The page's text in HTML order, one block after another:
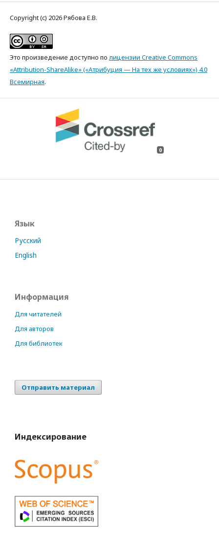
Copyright (c) 2026 Рябова Е.В.
Это произведение доступно по лицензии Creative Commons
«Attribution-ShareAlike» («Атрибуция — На тех же условиях») 4.0
Всемирная.
0
Язык
Русский
English
Информация
Для читателей
Для авторов
Для библиотек
Отправить материал
Индексирование